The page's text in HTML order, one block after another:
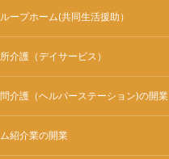
ープホーム(共同生活援助）
介護（デイサービス）
介護（ヘルパーステーション)の開業
紹介業の開業